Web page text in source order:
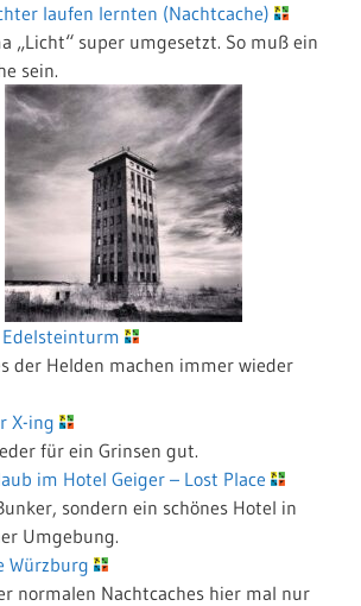
laufen lernten (Nachtcache)
„Licht“ super umgesetzt. So muß ein
sein.
der Helden machen immer wieder
X-ing
für ein Grinsen gut.
im Hotel Geiger – Lost Place
sondern ein schönes Hotel in
Umgebung.
Würzburg
normalen Nachtcaches hier mal nur